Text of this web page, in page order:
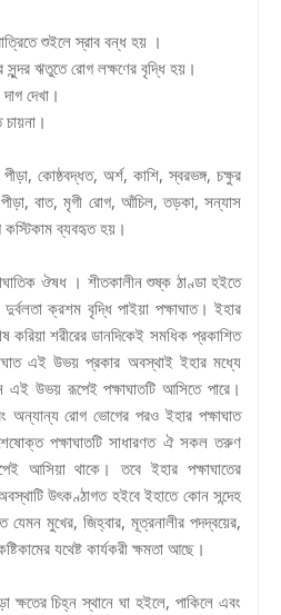
শুইলে স্রাব বন্ধ হয় ।
সুন্দর ঋতুতে রোগ লক্ষণের বৃদ্ধি হয়।
দেখা।
পীড়া, কোষ্ঠবদ্ধত, অর্শ, কাশি, স্বরভঙ্গ, চক্ষুর
পীড়া, বাত, মৃগী রোগ, আঁচিল, তড়কা, সন্যাস
কস্টিকাম ব্যবহৃত হয়।
ঔষধ । শীতকালীন শুষ্ক ঠাণ্ডা হইতে
ক্রশম বৃদ্ধি পাইয়া পক্ষাঘাত। ইহার
করিয়া শরীরের ডানদিকেই সমধিক প্রকাশিত
এই উভয় প্রকার অবস্থাই ইহার মধ্যে
এই উভয় রূপেই পক্ষাঘাতটি আসিতে পারে।
অন্যান্য রোগ ভোগের পরও ইহার পক্ষাঘাত
পক্ষাঘাতটি সাধারণত ঐ সকল তরুণ
আসিয়া থাকে। তবে ইহার পক্ষাঘাতের
উৎকণ্ঠাগত হইবে ইহাতে কোন সন্দেহ
যেমন মুখের, জিহ্বার, মূত্রনালীর পদদ্বয়ের,
যথেষ্ট কার্যকরী ক্ষমতা আছে।
ক্ষতের চিহ্ন স্থানে ঘা হইলে, পাকিলে এবং